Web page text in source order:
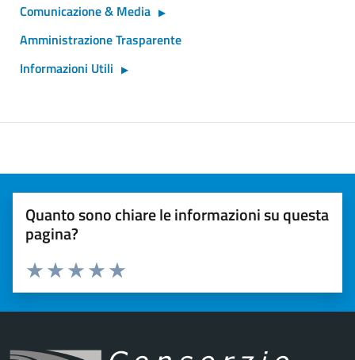
Comunicazione & Media
Amministrazione Trasparente
Informazioni Utili
Quanto sono chiare le informazioni su questa
pagina?
Valuta 5 stelle su 5
Valuta 4 stelle su 5
Valuta 3 stelle su 5
Valuta 2 stelle su 5
Valuta 1 stelle su 5